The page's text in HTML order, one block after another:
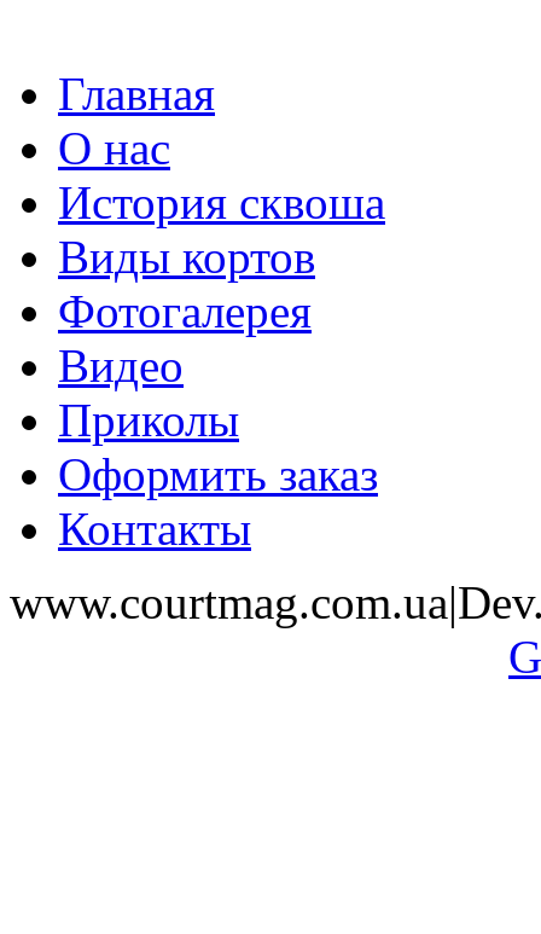
Главная
О нас
История сквоша
Виды кортов
Фотогалерея
Видео
Приколы
Оформить заказ
Контакты